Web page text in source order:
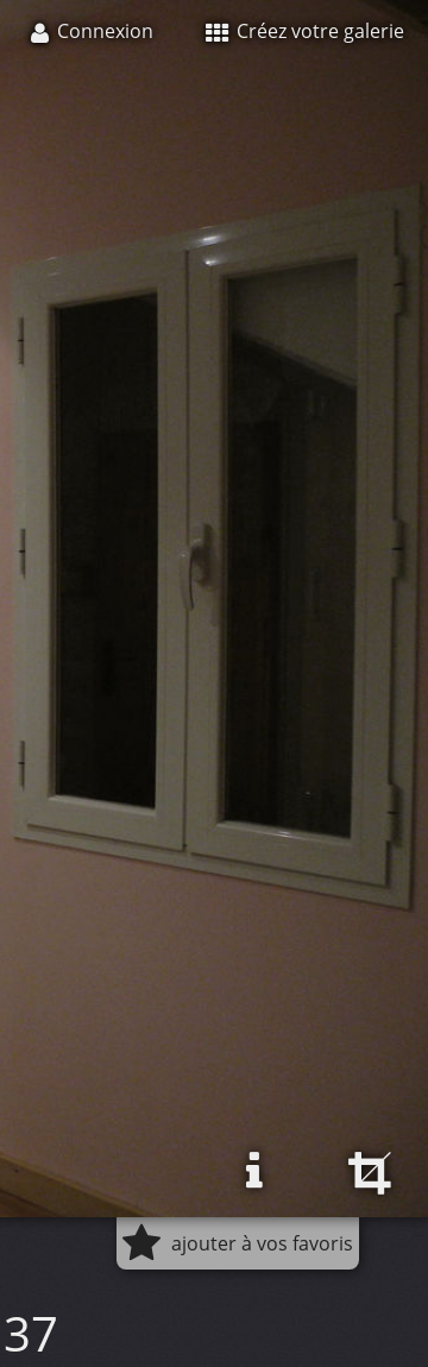
Connexion Créez votre galerie
ajouter à vos favoris